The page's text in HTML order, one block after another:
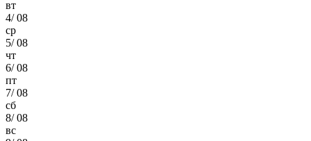
вт
4/08
ср
5/08
чт
6/08
пт
7/08
сб
8/08
вс